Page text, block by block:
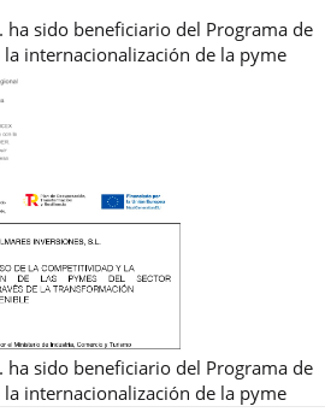
ha sido beneficiario del Programa de
internacionalización de la pyme
ha sido beneficiario del Programa de
internacionalización de la pyme